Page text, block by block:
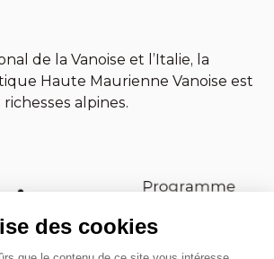
de la Vanoise et l’Italie, la
Haute Maurienne Vanoise est
alpines.